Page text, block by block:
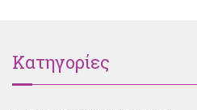
Κατηγορίες